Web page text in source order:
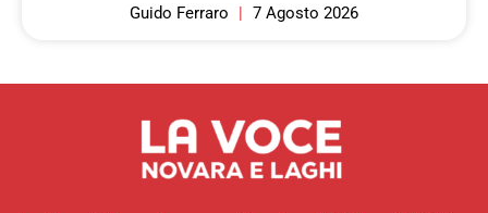
Guido Ferraro 7 Agosto 2026